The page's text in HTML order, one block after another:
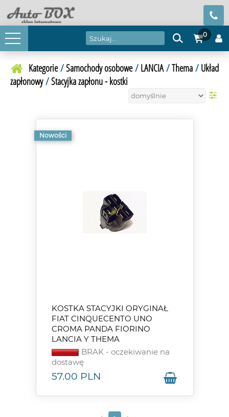
0
Kategorie/Samochody osobowe/ LANCIA/Thema/ Układ
zapłonowy/Stacyjka zapłonu - kostki
Nowości
KOSTKA STACYJKI ORYGINAŁ
FIAT CINQUECENTO UNO
CROMA PANDA FIORINO
LANCIA Y THEMA
BRAK - oczekiwanie na
dostawę
57.00 PLN